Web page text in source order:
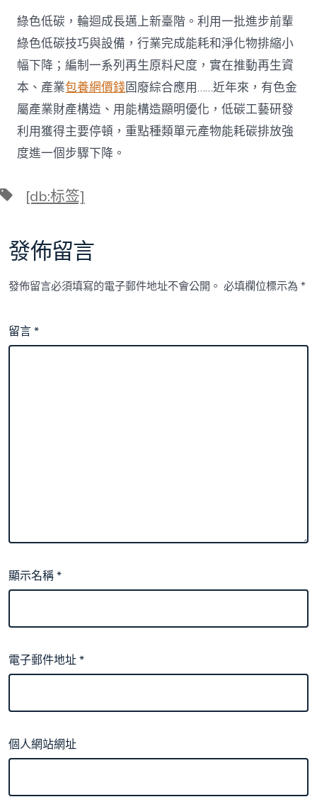
綠色低碳，輪迴成長邁上新臺階。利用一批進步前輩
綠色低碳技巧與設備，行業完成能耗和淨化物排縮小
幅下降；編制一系列再生原料尺度，實在推動再生資
本、產業包養網價錢固廢綜合應用……近年來，有色金
屬產業財產構造、用能構造顯明優化，低碳工藝研發
利用獲得主要停頓，重點種類單元產物能耗碳排放強
度進一個步驟下降。
標 [db:标签]
發佈留言
發佈留言必須填寫的電子郵件地址不會公開。 必填欄位標示為*
留言*
顯示名稱*
電子郵件地址*
個人網站網址